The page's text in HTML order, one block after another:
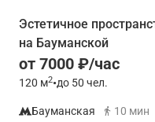
Эстетичное
на Бауманской
от 7000 ₽/час
120 м2•до 50 чел.
Бауманская
10 мин